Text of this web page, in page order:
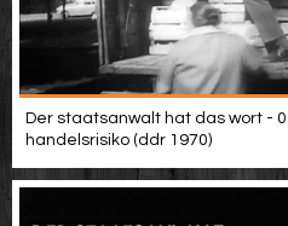
Der staatsanwalt hat das wort -
handelsrisiko (ddr 1970)